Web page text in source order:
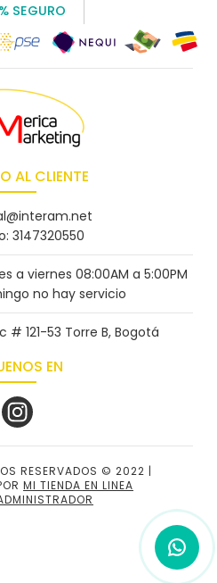
SEGURO
AL CLIENTE
3147320550
a viernes 08:00AM a 5:00PM
no hay servicio
# 121-53 Torre B, Bogotá
EN
RESERVADOS © 2022 |
MI TIENDA EN LINEA